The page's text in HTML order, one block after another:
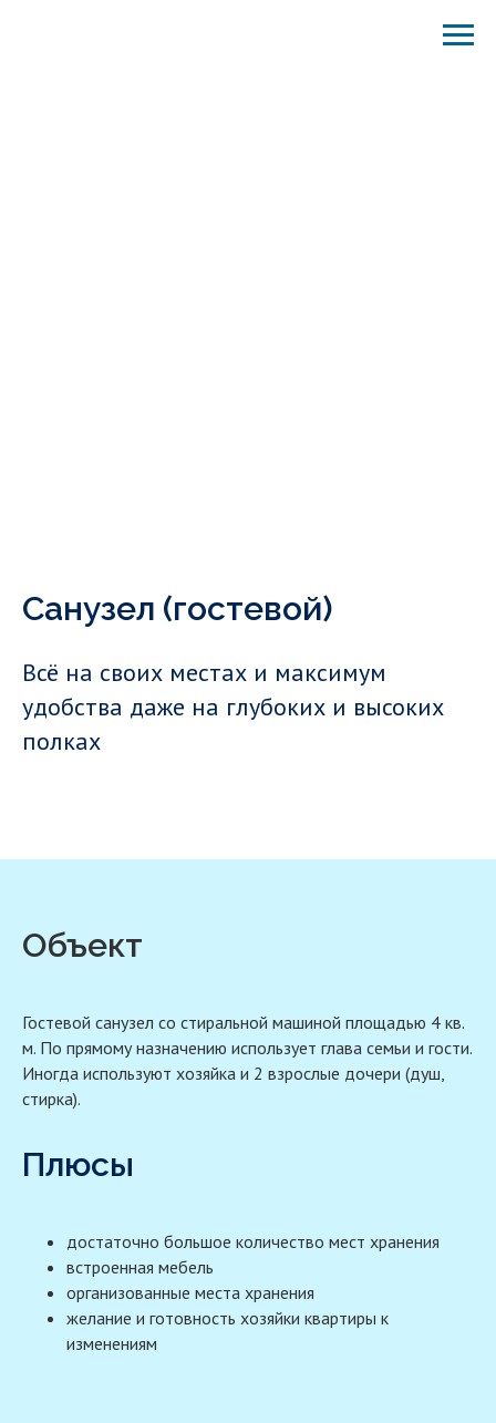
Санузел (гостевой)
Всё на своих местах и максимум
удобства даже на глубоких и высоких
полках
Объект
Гостевой санузел со стиральной машиной площадью 4 кв.
м. По прямому назначению использует глава семьи и гости.
Иногда используют хозяйка и 2 взрослые дочери (душ,
стирка).
Плюсы
достаточно большое количество мест хранения
встроенная мебель
организованные места хранения
желание и готовность хозяйки квартиры к
изменениям